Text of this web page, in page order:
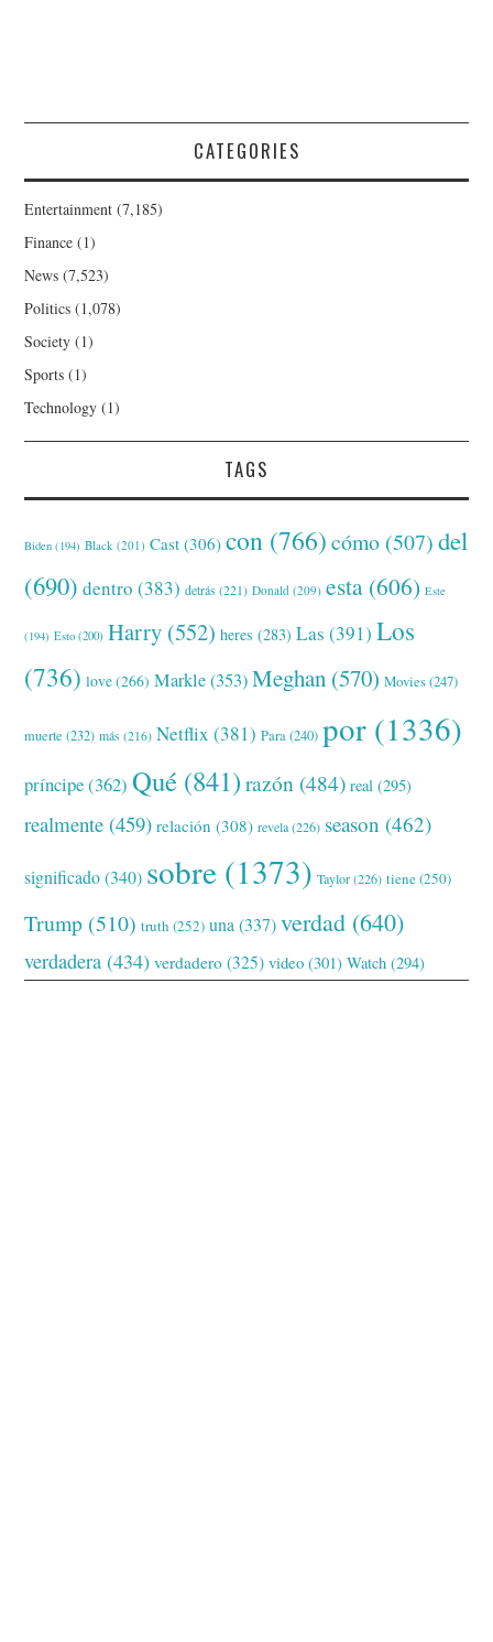
CATEGORIES
Entertainment (7,185)
Finance (1)
News (7,523)
Politics (1,078)
Society (1)
Sports (1)
Technology (1)
TAGS
Biden (194) Black (201) Cast (306) con (766) cómo (507) del
(690) dentro (383) detrás (221) Donald (209) esta (606) Este
(194) Esto (200) Harry (552) heres (283) Las (391) Los
(736) love(266) Markle(353) Meghan (570) Movies(247)
muerte (232) más (216) Netflix (381) Para(240) por (1336)
príncipe(362) Qué (841) razón (484) real (295)
realmente (459) relación (308) revela(226) season (462)
significado(340) sobre (1373) Taylor(226) tiene(250)
Trump (510) truth (252) una (337) verdad (640)
verdadera (434) verdadero (325) video (301) Watch (294)